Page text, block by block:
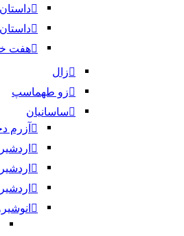
هفت
زال
زو طهماسپ‏
ساسانیان
آزرم
اردشیر